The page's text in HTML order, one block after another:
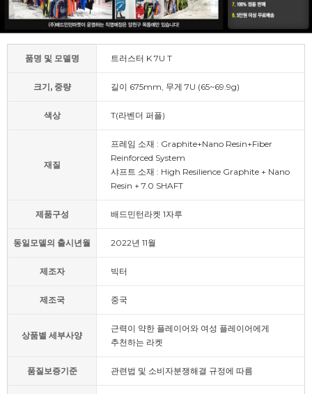
품명 및 모델명 트러스터 K 7U T
크기, 중량 길이 675mm, 무게 7U (65~69.9g)
색상 T(라벤더 퍼플)
재질
프레임 소재 : Graphite+Nano Resin+Fiber
Reinforced System
샤프트 소재 : High Resilience Graphite + Nano
Resin + 7.0 SHAFT
제품구성 배드민턴라켓 1자루
동일모델의 출시년월 2022년 11월
제조자 빅터
제조국 중국
상품별 세부사양
근력이 약한 플레이어와 여성 플레이어에게
추천하는 라켓
품질보증기준 관련법 및 소비자분쟁해결 규정에 따름